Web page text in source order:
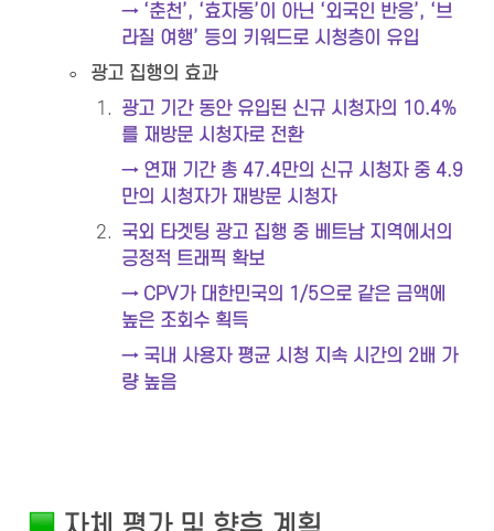
→ ‘춘천’, ‘효자동’이 아닌 ‘외국인 반응’, ‘브
라질 여행’ 등의 키워드로 시청층이 유입
◦
광고 집행의 효과
1 .
광고 기간 동안 유입된 신규 시청자의 10.4%
를 재방문 시청자로 전환
→ 연재 기간 총 47.4만의 신규 시청자 중 4.9
만의 시청자가 재방문 시청자
2.
국외 타겟팅 광고 집행 중 베트남 지역에서의
긍정적 트래픽 확보
→ CPV가 대한민국의 1/5으로 같은 금액에
높은 조회수 획득
→ 국내 사용자 평균 시청 지속 시간의 2배 가
량 높음